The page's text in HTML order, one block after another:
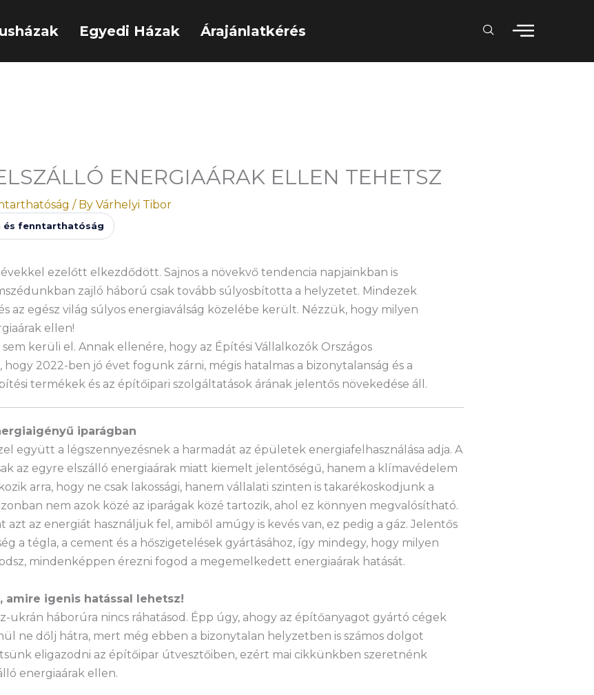
Egyedi Házak Árajánlatkérés
ENERGIAÁRAK ELLEN TEHETSZ
/ By Várhelyi Tibor
és fenntarthatóság
ezelőtt elkezdődött. Sajnos a növekvő tendencia napjainkban is
zajló háború csak tovább súlyosbította a helyzetet. Mindezek
az egész világ súlyos energiaválság közelébe került. Nézzük, hogy milyen
ellen!
kerüli el. Annak ellenére, hogy az Építési Vállalkozók Országos
2022-ben jó évet fogunk zárni, mégis hatalmas a bizonytalanság és a
termékek és az építőipari szolgáltatások árának jelentős növekedése áll.
iparágban
együtt a légszennyezésnek a harmadát az épületek energiafelhasználása adja. A
az egyre elszálló energiaárak miatt kiemelt jelentőségű, hanem a klímavédelem
arra, hogy ne csak lakossági, hanem vállalati szinten is takarékoskodjunk a
nem azok közé az iparágak közé tartozik, ahol ez könnyen megvalósítható.
az energiát használjuk fel, amiből amúgy is kevés van, ez pedig a gáz. Jelentős
a tégla, a cement és a hőszigetelések gyártásához, így mindegy, hogy milyen
mindenképpen érezni fogod a megemelkedett energiaárak hatását.
amire igenis hatással lehetsz!
ukrán háborúra nincs ráhatásod. Épp úgy, ahogy az építőanyagot gyártó cégek
ne dőlj hátra, mert még ebben a bizonytalan helyzetben is számos dolgot
eligazodni az építőipar útvesztőiben, ezért mai cikkünkben szeretnénk
energiaárak ellen.